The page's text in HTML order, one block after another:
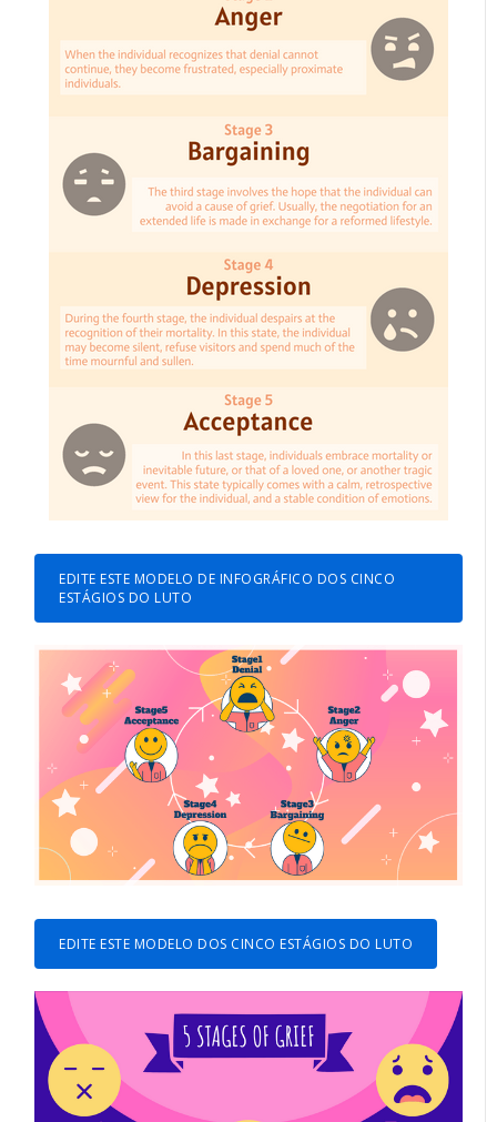
EDITE ESTE MODELO DE INFOGRÁFICO DOS CINCO
ESTÁGIOS DO LUTO
EDITE ESTE MODELO DOS CINCO ESTÁGIOS DO LUTO